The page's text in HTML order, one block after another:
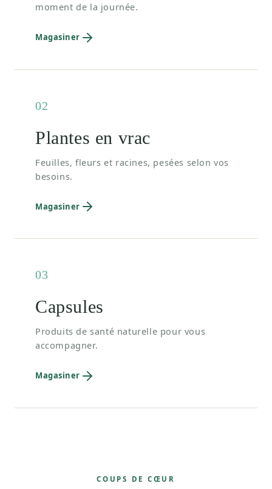
moment de la journée.
Magasiner
02
Plantes en vrac
Feuilles, fleurs et racines, pesées selon vos
besoins.
Magasiner
03
Capsules
Produits de santé naturelle pour vous
accompagner.
Magasiner
COUPS DE CŒUR